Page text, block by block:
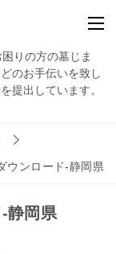
りの方の墓じま
のお手伝いを致し
提出しています。
ウンロード-静岡県
静岡県